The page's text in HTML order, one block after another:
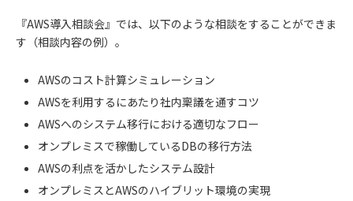
『AWS導入相談会』では、以下のような相談をすることができま
す（相談内容の例）。
AWSのコスト計算シミュレーション
AWSを利用するにあたり社内稟議を通すコツ
AWSへのシステム移行における適切なフロー
オンプレミスで稼働しているDBの移行方法
AWSの利点を活かしたシステム設計
オンプレミスとAWSのハイブリット環境の実現